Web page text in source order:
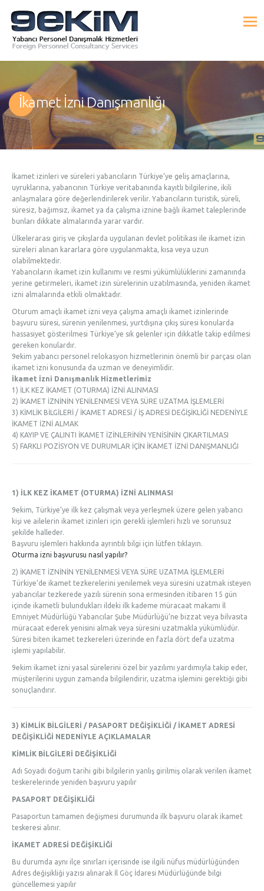
İkamet İzni Danışmanlığı
İkamet izinleri ve süreleri yabancıların Türkiye’ye geliş amaçlarına,
uyruklarına, yabancının Türkiye veritabanında kayıtlı bilgilerine, ikili
anlaşmalara göre değerlendirilerek verilir. Yabancıların turistik, süreli,
süresiz, bağımsız, ikamet ya da çalışma iznine bağlı ikamet taleplerinde
bunları dikkate almalarında yarar vardır.
Ülkelerarası giriş ve çıkışlarda uygulanan devlet politikası ile ikamet izin
süreleri alınan kararlara göre uygulanmakta, kısa veya uzun
olabilmektedir.
Yabancıların ikamet izin kullanımı ve resmi yükümlülüklerini zamanında
yerine getirmeleri, ikamet izin sürelerinin uzatılmasında, yeniden ikamet
izni almalarında etkili olmaktadır.
Oturum amaçlı ikamet izni veya çalışma amaçlı ikamet izinlerinde
başvuru süresi, sürenin yenilenmesi, yurtdışına çıkış süresi konularda
hassasiyet gösterilmesi Türkiye’ye sık gelenler için dikkatle takip edilmesi
gereken konulardır.
9ekim yabancı personel relokasyon hizmetlerinin önemli bir parçası olan
ikamet izni konusunda da uzman ve deneyimlidir.
İkamet İzni Danışmanlık Hizmetlerimiz
1) İLK KEZ İKAMET (OTURMA) İZNİ ALINMASI
2) İKAMET İZNİNİN YENİLENMESİ VEYA SÜRE UZATMA İŞLEMLERİ
3) KİMLİK BİLGİLERİ / İKAMET ADRESİ / İŞ ADRESİ DEĞİŞİKLİĞİ NEDENİYLE
İKAMET İZNİ ALMAK
4) KAYIP VE ÇALINTI İKAMET İZİNLERİNİN YENİSİNİN ÇIKARTILMASI
5) FARKLI POZİSYON VE DURUMLAR İÇİN İKAMET İZNİ DANIŞMANLIĞI
1) İLK KEZ İKAMET (OTURMA) İZNİ ALINMASI
9ekim, Türkiye’ye ilk kez çalışmak veya yerleşmek üzere gelen yabancı
kişi ve ailelerin ikamet izinleri için gerekli işlemleri hızlı ve sorunsuz
şekilde halleder.
Başvuru işlemleri hakkında ayrıntılı bilgi için lütfen tıklayın.
Oturma izni başvurusu nasıl yapılır?
2) İKAMET İZNİNİN YENİLENMESİ VEYA SÜRE UZATMA İŞLEMLERİ
Türkiye’de ikamet tezkerelerini yenilemek veya süresini uzatmak isteyen
yabancılar tezkerede yazılı sürenin sona ermesinden itibaren 15 gün
içinde ikametli bulundukları ildeki ilk kademe müracaat makamı İl
Emniyet Müdürlüğü Yabancılar Şube Müdürlüğü’ne bizzat veya bilvasıta
müracaat ederek yenisini almak veya süresini uzatmakla yükümlüdür.
Süresi biten ikamet tezkereleri üzerinde en fazla dört defa uzatma
işlemi yapılabilir.
9ekim ikamet izni yasal sürelerini özel bir yazılımı yardımıyla takip eder,
müşterilerini uygun zamanda bilgilendirir, uzatma işlemini gerektiği gibi
sonuçlandırır.
3) KİMLİK BİLGİLERİ / PASAPORT DEĞİŞİKLİĞİ / İKAMET ADRESİ
DEĞİŞİKLİĞİ NEDENİYLE AÇIKLAMALAR
KİMLİK BİLGİLERİ DEĞİŞİKLİĞİ
Adı Soyadı doğum tarihi gibi bilgilerin yanlış girilmiş olarak verilen ikamet
teskerelerinde yeniden başvuru yapılır
PASAPORT DEĞİŞİKLİĞİ
Pasaportun tamamen değişmesi durumunda ilk başvuru olarak ikamet
teskeresi alınır.
İKAMET ADRESİ DEĞİŞİKLİĞİ
Bu durumda aynı ilçe sınırları içerisinde ise ilgili nüfus müdürlüğünden
Adres değişikliği yazısı alınarak İl Göç İdaresi Müdürlüğünde bilgi
güncellemesi yapılır